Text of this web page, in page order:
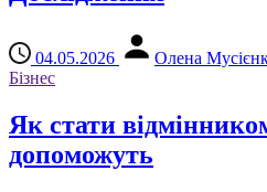
04.05.2026
Олена
Бізнес
Як стати
допоможуть